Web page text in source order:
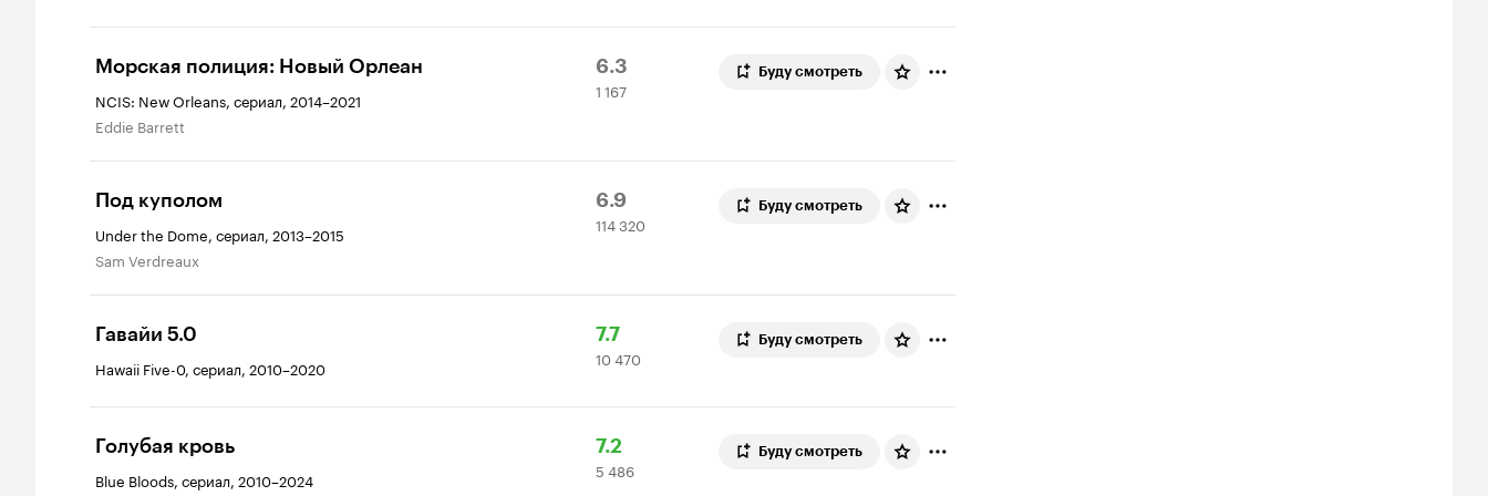
Морская полиция: Новый Орлеан
NCIS: New Orleans, сериал, 2014–2021
Eddie Barrett
Рейтинг
Кинопоиска
6.3
1
167
1 167
Буду смотреть
Под куполом
Under the Dome, сериал, 2013–2015
Sam Verdreaux
Рейтинг
Кинопоиска
6.9
114
320
114 320
Буду смотреть
Гавайи 5.0
Hawaii Five-0, сериал, 2010–2020
Рейтинг
Кинопоиска
7.7
10
470
10 470
Буду смотреть
Голубая кровь
Blue Bloods, сериал, 2010–2024
Рейтинг
Кинопоиска
7.2
5
486
5 486
Буду смотреть